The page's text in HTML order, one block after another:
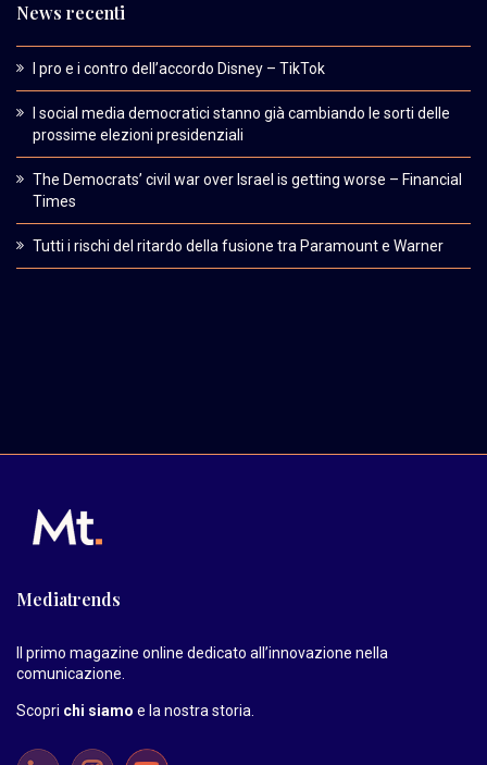
News recenti
I pro e i contro dell’accordo Disney – TikTok
I social media democratici stanno già cambiando le sorti delle
prossime elezioni presidenziali
The Democrats’ civil war over Israel is getting worse – Financial
Times
Tutti i rischi del ritardo della fusione tra Paramount e Warner
Mediatrends
Il primo magazine online dedicato all’innovazione nella
comunicazione.
Scopri chi siamo e la nostra storia.